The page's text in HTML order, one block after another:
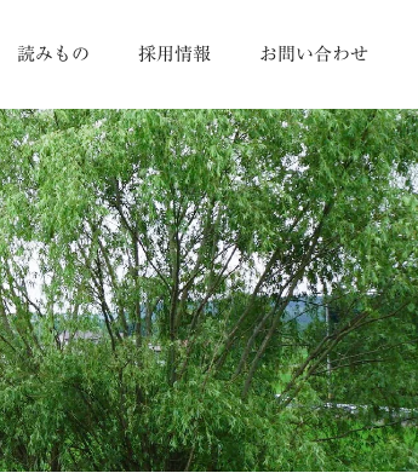
読みもの 採用情報 お問い合わせ